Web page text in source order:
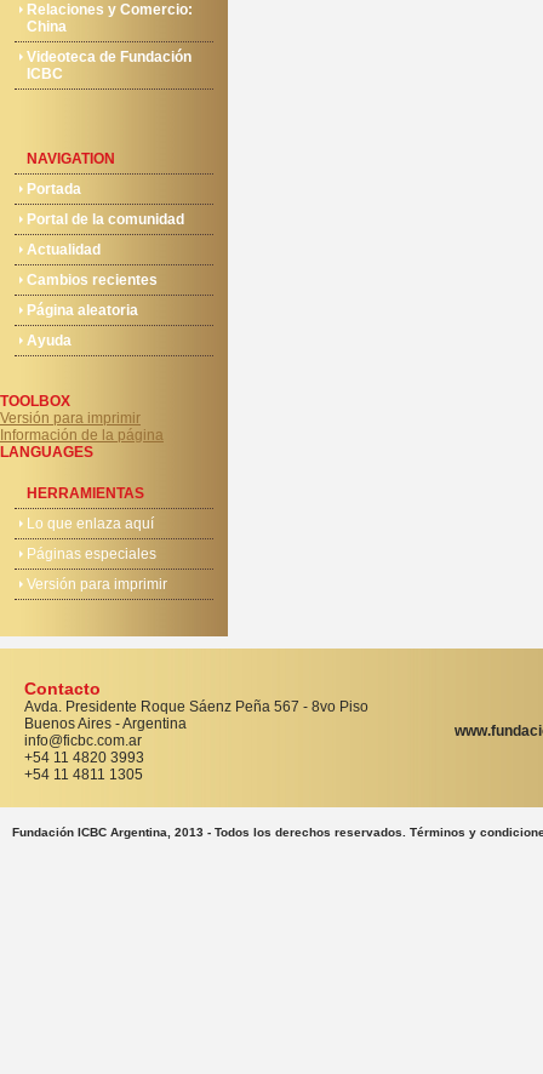
Relaciones y Comercio:
China
Videoteca de Fundación
ICBC
NAVIGATION
Portada
Portal de la comunidad
Actualidad
Cambios recientes
Página aleatoria
Ayuda
TOOLBOX
Versión para imprimir
Información de la página
LANGUAGES
HERRAMIENTAS
Lo que enlaza aquí
Páginas especiales
Versión para imprimir
Contacto
Avda. Presidente Roque Sáenz Peña 567 - 8vo Piso
Buenos Aires - Argentina
info@ficbc.com.ar
+54 11 4820 3993
+54 11 4811 1305
Fundación ICBC Argentina, 2013 - Todos los derechos reservados. Términos y